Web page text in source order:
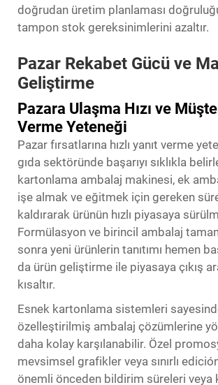
doğrudan üretim planlaması
tampon stok gereksinimlerini azaltır.
Pazar Rekabet Gücü ve
Geliştirme
Pazara Ulaşma Hızı ve
Verme Yeteneği
Pazar fırsatlarına hızlı yanıt verme
gıda sektöründe başarıyı sıklıkla
kartonlama ambalaj makinesi, ek
işe almak ve eğitmek için gereken
kaldırarak ürünün hızlı piyasaya
Formülasyon ve birincil ambalaj
sonra yeni ürünlerin tanıtımı hemen
da ürün geliştirme ile piyasaya çıkış
kısaltır.
Esnek kartonlama sistemleri
özelleştirilmiş ambalaj çözümlerine
daha kolay karşılanabilir. Özel
mevsimsel grafikler veya sınırlı
önemli önceden bildirim süreleri veya